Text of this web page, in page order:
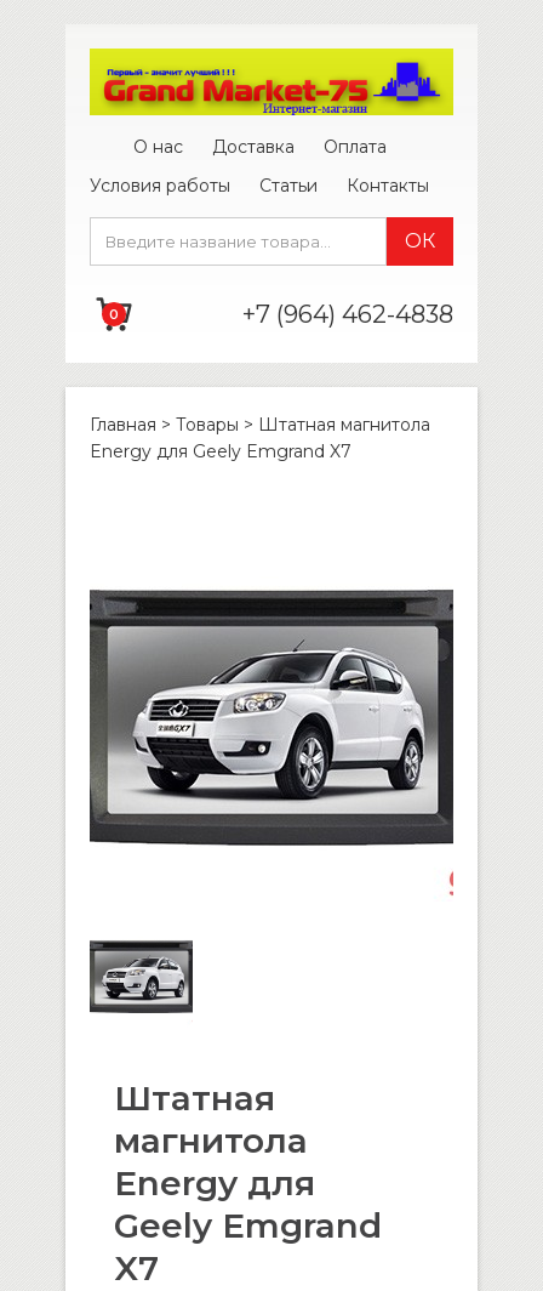
О нас Доставка
Оплата
Условия работы
Статьи Контакты
0 +7 (964) 462-4838
Главная > Товары > Штатная магнитола
Energy для Geely Emgrand X7
Штатная
магнитола
Energy для
Geely Emgrand
X7